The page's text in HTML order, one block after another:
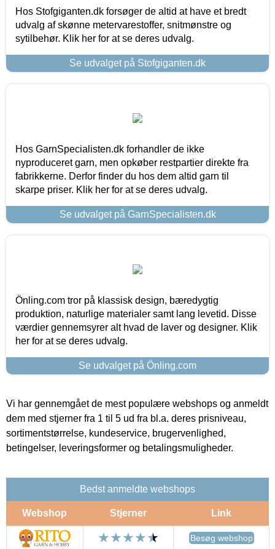
Hos Stofgiganten.dk forsøger de altid at have et bredt
udvalg af skønne metervarestoffer, snitmønstre og
sytilbehør. Klik her for at se deres udvalg.
Se udvalget på Stofgiganten.dk
Hos GarnSpecialisten.dk forhandler de ikke
nyproduceret garn, men opkøber restpartier direkte fra
fabrikkerne. Derfor finder du hos dem altid garn til
skarpe priser. Klik her for at se deres udvalg.
Se udvalget på GarnSpecialisten.dk
Önling.com tror på klassisk design, bæredygtig
produktion, naturlige materialer samt lang levetid. Disse
værdier gennemsyrer alt hvad de laver og designer. Klik
her for at se deres udvalg.
Se udvalget på Önling.com
Vi har gennemgået de mest populære webshops og anmeldt
dem med stjerner fra 1 til 5 ud fra bl.a. deres prisniveau,
sortimentstørrelse, kundeservice, brugervenlighed,
betingelser, leveringsformer og betalingsmuligheder.
Bedst anmeldte webshops
Webshop Stjerner Link
Besøg webshop